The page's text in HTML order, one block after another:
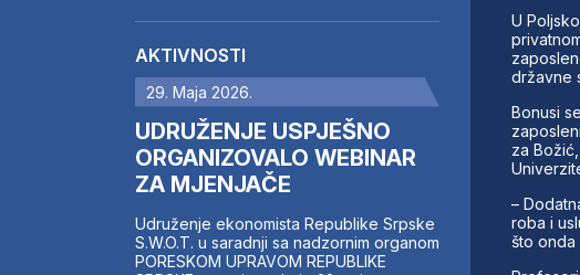
AKTIVNOSTI
29. Maja 2026.
UDRUŽENJE USPJEŠNO
ORGANIZOVALO WEBINAR
ZA MJENJAČE
Udruženje ekonomista Republike Srpske
S.W.O.T. u saradnji sa nadzornim organom
PORESKOM UPRAVOM REPUBLIKE
U
državne
Bonusi
za
–
roba i
što onda